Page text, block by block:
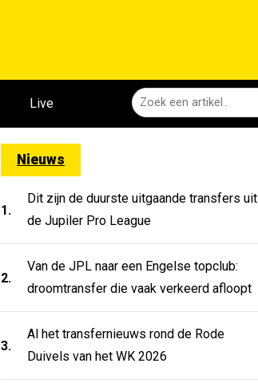
Live
Nieuws
1.
Dit zijn de duurste uitgaande transfers uit
de Jupiler Pro League
2.
Van de JPL naar een Engelse topclub:
droomtransfer die vaak verkeerd afloopt
3.
Al het transfernieuws rond de Rode
Duivels van het WK 2026